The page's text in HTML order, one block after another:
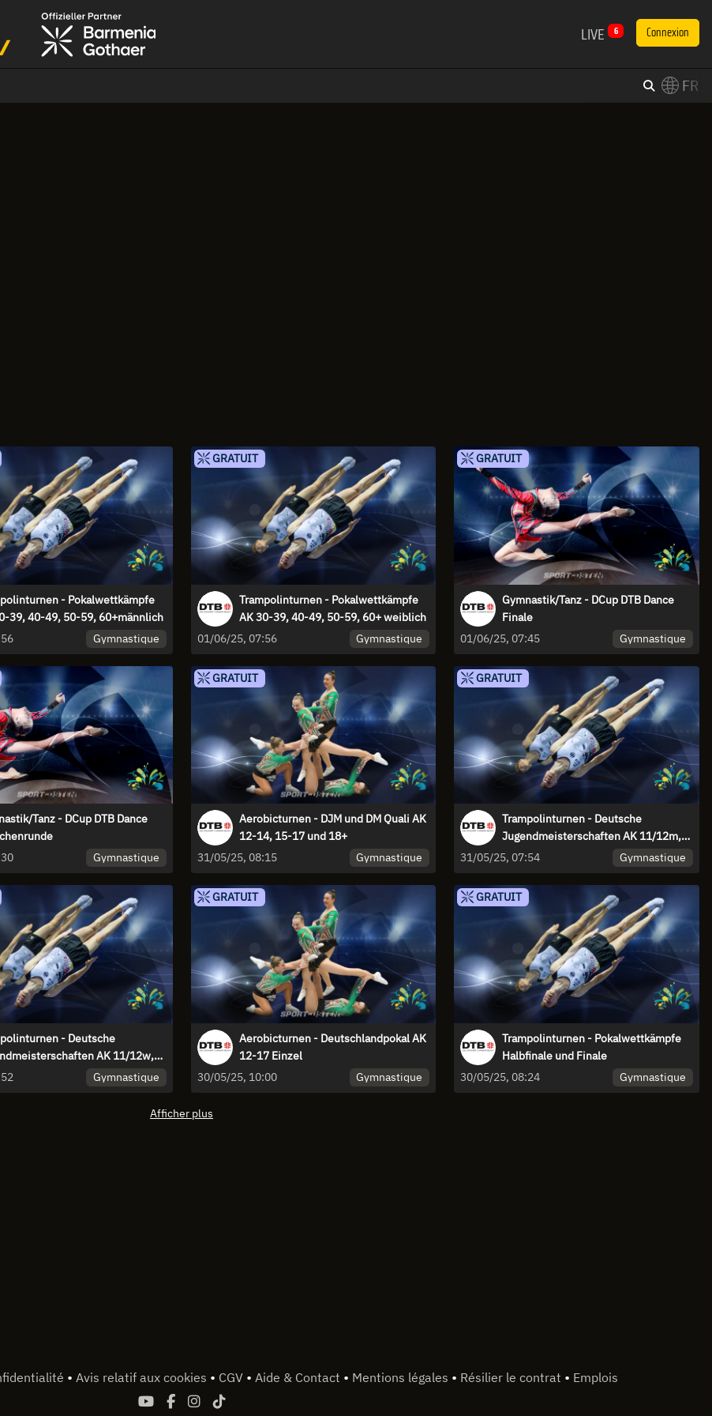
LIVE 6 Connexion
FR
- Pokalwettkämpfe
39, 40-49, 50-59, 60+männlich
Gymnastique
GRATUIT
Trampolinturnen - Pokalwettkämpfe
AK 30-39, 40-49, 50-59, 60+ weiblich
01/06/25, 07:56
Gymnastique
GRATUIT
Gymnastik/Tanz - DCup DTB Dance
Finale
01/06/25, 07:45
Gymnastique
Tanz - DCup DTB Dance
Gymnastique
GRATUIT
Aerobicturnen - DJM und DM Quali AK
12-14, 15-17 und 18+
31/05/25, 08:15
Gymnastique
GRATUIT
Trampolinturnen - Deutsche
Jugendmeisterschaften AK 11/12m,
AK 13/14w, AK 15/16m
31/05/25, 07:54 Gymnastique
- Deutsche
AK 11/12w,
21w
Gymnastique
GRATUIT
Aerobicturnen - Deutschlandpokal AK
12-17 Einzel
30/05/25, 10:00
Gymnastique
GRATUIT
Trampolinturnen - Pokalwettkämpfe
Halbfinale und Finale
30/05/25, 08:24
Gymnastique
Afficher plus
• Avis relatif aux cookies • CGV • Aide & Contact • Mentions légales • Résilier le contrat • Emplois